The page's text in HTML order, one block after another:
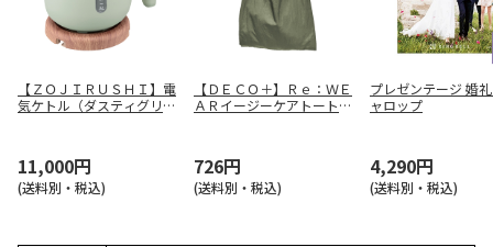
【ＺＯＪＩＲＵＳＨＩ】電
気ケトル（ダスティグリー
11,000円
(送料別・税込)
【ＤＥＣＯ＋】Ｒｅ：ＷＥ
ＡＲイージーケアトート
726円
(送料別・税込)
プレゼンテージ 婚
ャロップ
4,290円
(送料別・税込)